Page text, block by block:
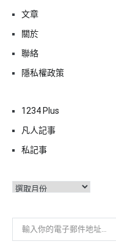
文章
關於
聯絡
隱私權政策
1234 Plus
凡人記事
私記事
彙
輸入你的電子郵件地址…